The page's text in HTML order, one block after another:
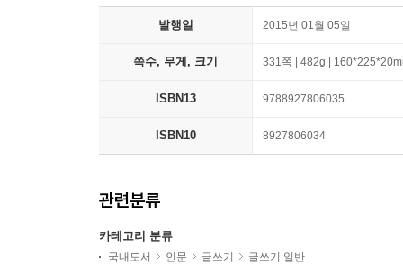
발행일 2015년 01월 05일
쪽수, 무게, 크기 331쪽 | 482g |
ISBN13 9788927806035
ISBN10 8927806034
관련분류
카테고리 분류
국내도서 인문 글쓰기 글쓰기 일반